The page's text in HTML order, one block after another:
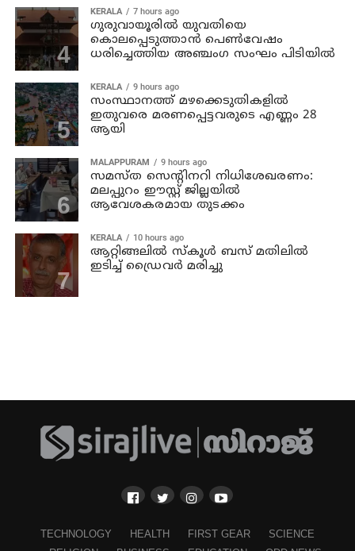
KERALA 7 hours ago
ഗുരുവായൂരില്‍ യുവതിയെ
കൊലപ്പെടുത്താന്‍ പെണ്‍വേഷം
ധരിച്ചെത്തിയ അഞ്ചംഗ സംഘം പിടിയില്‍
KERALA 9 hours ago
സംസ്ഥാനത്ത് മഴക്കെടുതികളില്‍
ഇതുവരെ മരണപ്പെട്ടവരുടെ എണ്ണം 28
ആയി
MALAPPURAM 9 hours ago
സമസ്ത സെന്റിനറി നിധിശേഖരണം:
മലപ്പുറം ഈസ്റ്റ് ജില്ലയിൽ
ആവേശകരമായ തുടക്കം
KERALA 10 hours ago
ആറ്റിങ്ങലില്‍ സ്‌കൂള്‍ ബസ് മതിലില്‍
ഇടിച്ച് ഡ്രൈവര്‍ മരിച്ചു
TECHNOLOGY HEALTH FIRST GEAR
SCIENCE